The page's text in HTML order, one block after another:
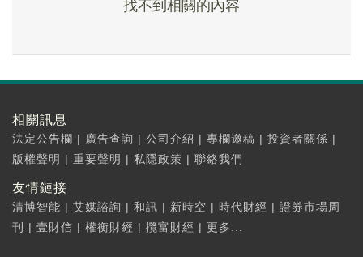
找不到相關的內容
相關訊息
法定公告欄 | 廣告查詢 | 公司介紹 | 專欄邀稿 | 投資者關係 |
版權聲明 | 重要聲明 | 私隱政策 | 聯絡我們
友情鏈接
清博智能 | 艾媒諮詢 | 和訊 | 新時空 | 時代財經 | 證券市場周
刊
| 壹財信 | 權衡財經 | 攬富財經 | 更多...